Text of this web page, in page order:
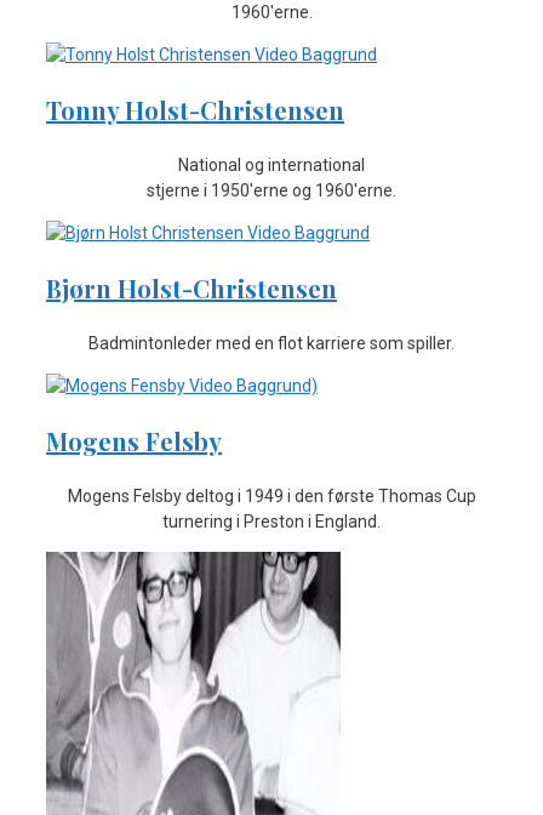
1960'erne.
Tonny Holst-Christensen
National og international
stjerne i 1950'erne og 1960'erne.
Bjørn Holst-Christensen
Badmintonleder med en flot karriere som spiller.
Mogens Felsby
Mogens Felsby deltog i 1949 i den første Thomas Cup
turnering i Preston i England.